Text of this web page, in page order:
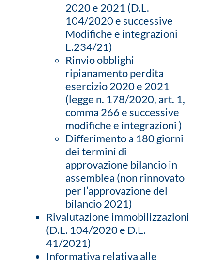
2020 e 2021 (D.L.
104/2020 e successive
Modifiche e integrazioni
L.234/21)
Rinvio obblighi
ripianamento perdita
esercizio 2020 e 2021
(legge n. 178/2020, art. 1,
comma 266 e successive
modifiche e integrazioni )
Differimento a 180 giorni
dei termini di
approvazione bilancio in
assemblea (non rinnovato
per l’approvazione del
bilancio 2021)
Rivalutazione immobilizzazioni
(D.L. 104/2020 e D.L.
41/2021)
Informativa relativa alle